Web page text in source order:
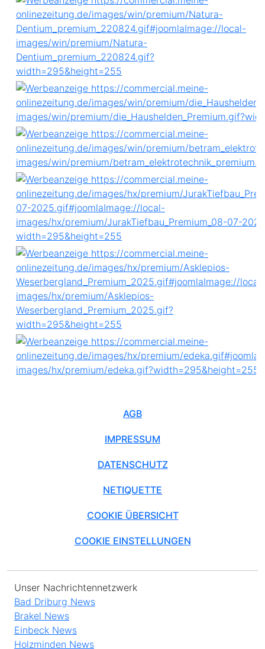
AGB
IMPRESSUM
DATENSCHUTZ
NETIQUETTE
COOKIE ÜBERSICHT
COOKIE EINSTELLUNGEN
Unser Nachrichtennetzwerk
Bad Driburg News
Brakel News
Einbeck News
Holzminden News